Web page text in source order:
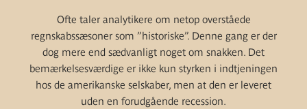
Ofte taler analytikere om netop overståede
regnskabssæsoner som ”historiske”. Denne gang er der
dog mere end sædvanligt noget om snakken. Det
bemærkelsesværdige er ikke kun styrken i indtjeningen
hos de amerikanske selskaber, men at den er leveret
uden en forudgående recession.